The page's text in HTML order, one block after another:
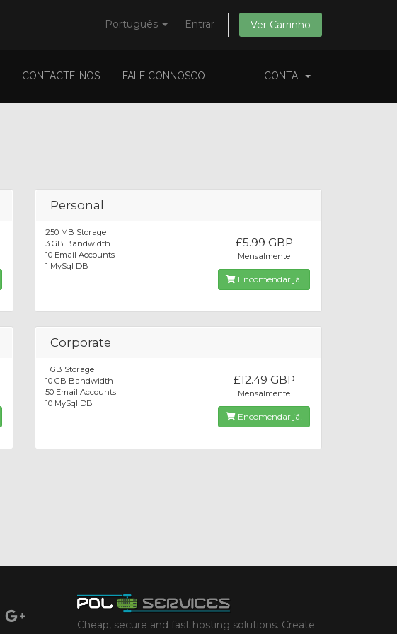
Português Entrar Ver Carrinho
CONTACTE-NOS FALE CONNOSCO CONTA
Personal
250 MB Storage
3 GB Bandwidth
10 Email Accounts
1 MySql DB
£5.99 GBP
Mensalmente
Encomendar já!
Corporate
1 GB Storage
10 GB Bandwidth
50 Email Accounts
10 MySql DB
£12.49 GBP
Mensalmente
Encomendar já!
Cheap, secure and fast hosting solutions. Create